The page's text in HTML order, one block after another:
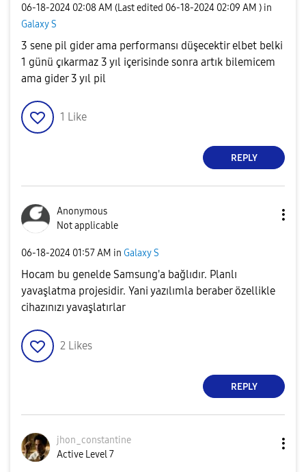
‎06-18-2024 02:08 AM (Last edited ‎06-18-2024 02:09 AM ) in
Galaxy S
3 sene pil gider ama performansı düşecektir elbet belki
1 günü çıkarmaz 3 yıl içerisinde sonra artık bilemicem
ama gider 3 yıl pil
1 Like
REPLY
Anonymous
Not applicable
‎06-18-2024 01:57 AM in Galaxy S
Hocam bu genelde Samsung'a bağlıdır. Planlı
yavaşlatma projesidir. Yani yazılımla beraber özellikle
cihazınızı yavaşlatırlar
2 Likes
REPLY
jhon_constantine
Active Level 7